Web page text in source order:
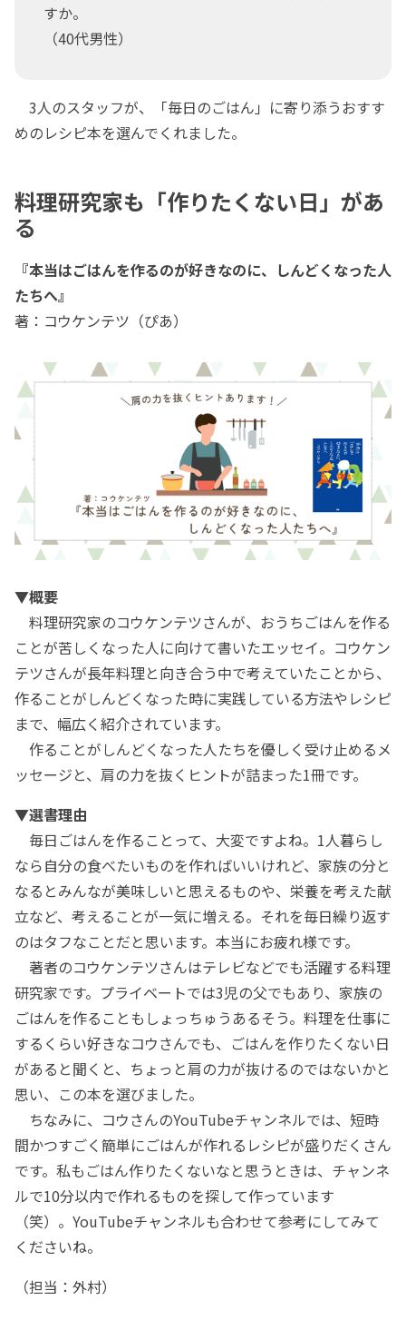
すか。
（40代男性）
3人のスタッフが、「毎日のごはん」に寄り添うおすす
めのレシピ本を選んでくれました。
料理研究家も「作りたくない日」があ
る
『本当はごはんを作るのが好きなのに、しんどくなった人
たちへ』
著：コウケンテツ（ぴあ）
▼概要
料理研究家のコウケンテツさんが、おうちごはんを作る
ことが苦しくなった人に向けて書いたエッセイ。コウケン
テツさんが長年料理と向き合う中で考えていたことから、
作ることがしんどくなった時に実践している方法やレシピ
まで、幅広く紹介されています。
作ることがしんどくなった人たちを優しく受け止めるメ
ッセージと、肩の力を抜くヒントが詰まった1冊です。
▼選書理由
毎日ごはんを作ることって、大変ですよね。1人暮らし
なら自分の食べたいものを作ればいいけれど、家族の分と
なるとみんなが美味しいと思えるものや、栄養を考えた献
立など、考えることが一気に増える。それを毎日繰り返す
のはタフなことだと思います。本当にお疲れ様です。
著者のコウケンテツさんはテレビなどでも活躍する料理
研究家です。プライベートでは3児の父でもあり、家族の
ごはんを作ることもしょっちゅうあるそう。料理を仕事に
するくらい好きなコウさんでも、ごはんを作りたくない日
があると聞くと、ちょっと肩の力が抜けるのではないかと
思い、この本を選びました。
ちなみに、コウさんのYouTubeチャンネルでは、短時
間かつすごく簡単にごはんが作れるレシピが盛りだくさん
です。私もごはん作りたくないなと思うときは、チャンネ
ルで10分以内で作れるものを探して作っています
（笑）。YouTubeチャンネルも合わせて参考にしてみて
くださいね。
（担当：外村）